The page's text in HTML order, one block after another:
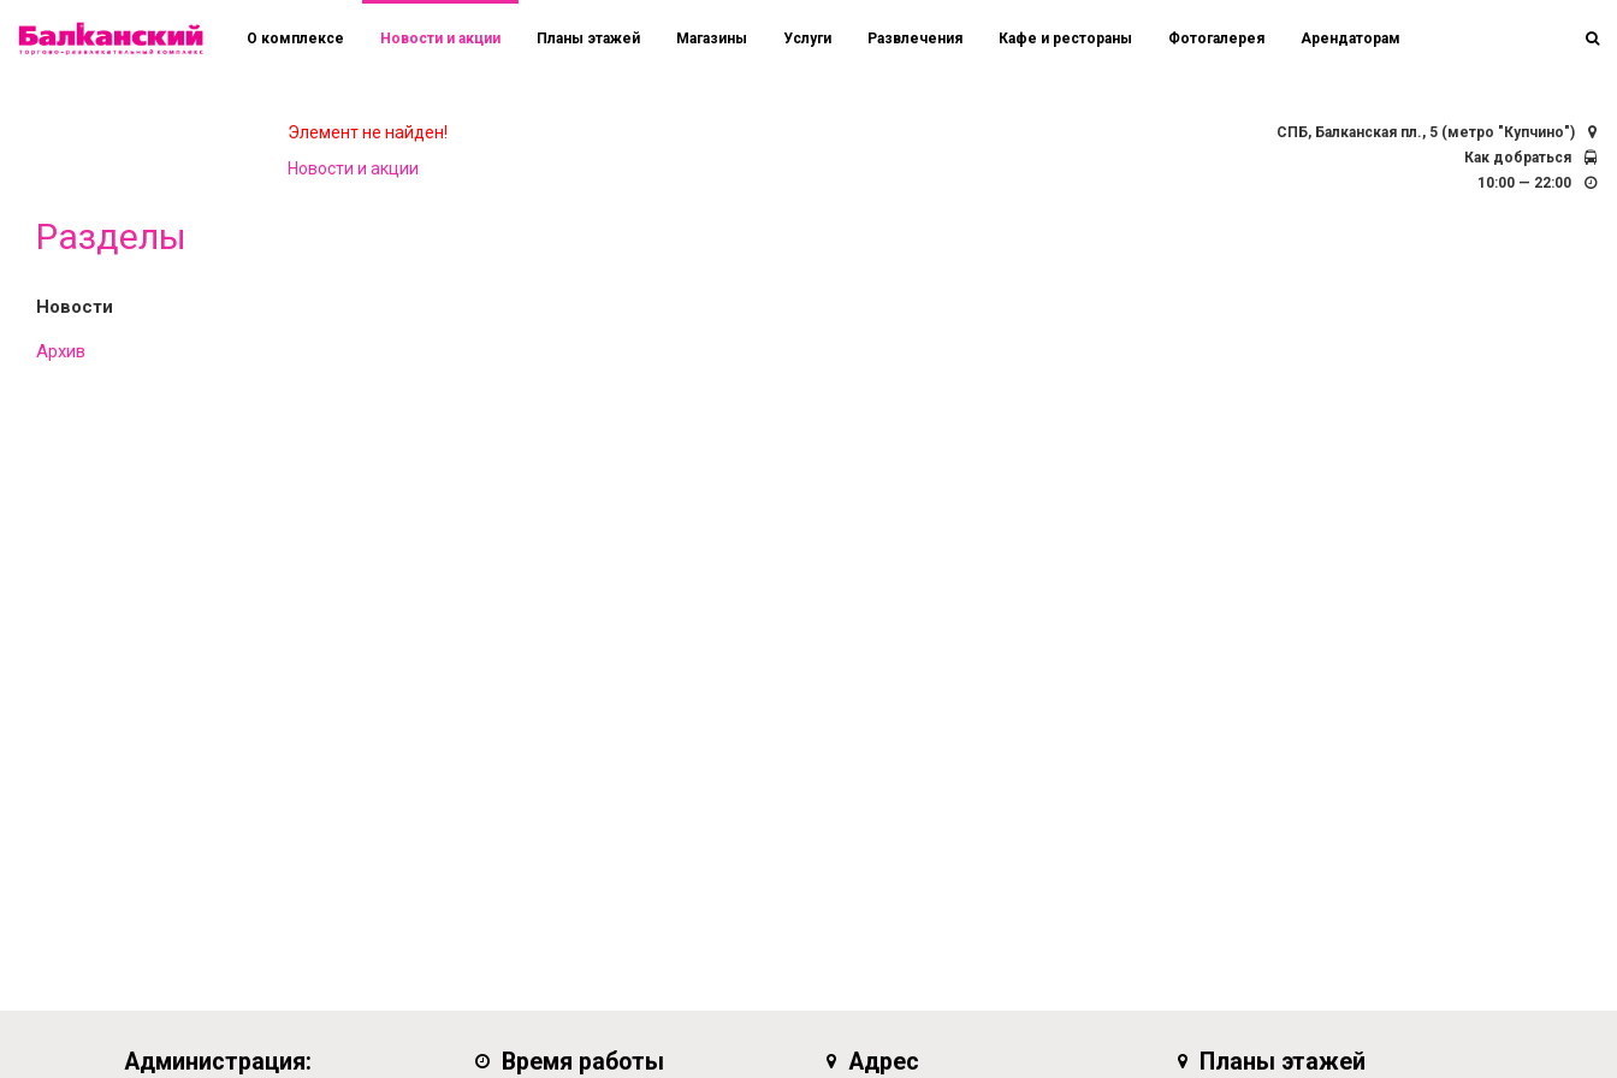
Разделы
Новости
Архив
О комплексе Новости и акции Планы этажей Магазины Услуги Развлечения Кафе и рестораны Фотогалерея Арендаторам
СПБ, Балканская пл., 5 (метро "Купчино")
Как добраться
10:00 — 22:00
Элемент не найден!
Новости и акции
Администрация: Время работы Адрес Планы этажей